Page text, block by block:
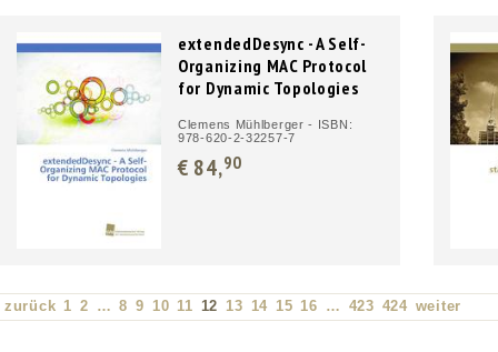
extendedDesync - A Self-
Organizing MAC Protocol
for Dynamic Topologies
Clemens Mühlberger - ISBN:
978-620-2-32257-7
€ 84,90
zurück 1 2 … 8 9 10 11 12 13 14 15 16 … 423 424 weiter